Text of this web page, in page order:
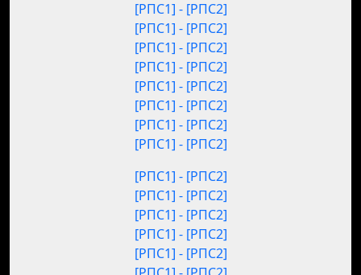
[РПС1] - [РПС2]
[РПС1] - [РПС2]
[РПС1] - [РПС2]
[РПС1] - [РПС2]
[РПС1] - [РПС2]
[РПС1] - [РПС2]
[РПС1] - [РПС2]
[РПС1] - [РПС2]
[РПС1] - [РПС2]
[РПС1] - [РПС2]
[РПС1] - [РПС2]
[РПС1] - [РПС2]
[РПС1] - [РПС2]